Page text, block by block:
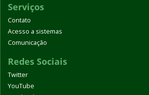
Serviços
Contato
Acesso a sistemas
Comunicação
Redes Sociais
Twitter
YouTube